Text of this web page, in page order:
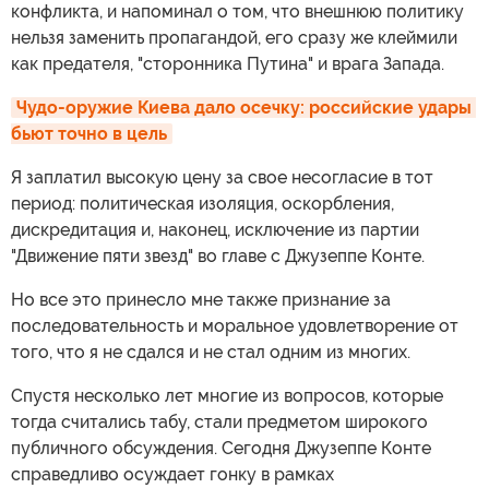
конфликта, и напоминал о том, что внешнюю политику
нельзя заменить пропагандой, его сразу же клеймили
как предателя, "сторонника Путина" и врага Запада.
Чудо-оружие Киева дало осечку: российские удары
бьют точно в цель
Я заплатил высокую цену за свое несогласие в тот
период: политическая изоляция, оскорбления,
дискредитация и, наконец, исключение из партии
"Движение пяти звезд" во главе с Джузеппе Конте.
Но все это принесло мне также признание за
последовательность и моральное удовлетворение от
того, что я не сдался и не стал одним из многих.
Спустя несколько лет многие из вопросов, которые
тогда считались табу, стали предметом широкого
публичного обсуждения. Сегодня Джузеппе Конте
справедливо осуждает гонку в рамках